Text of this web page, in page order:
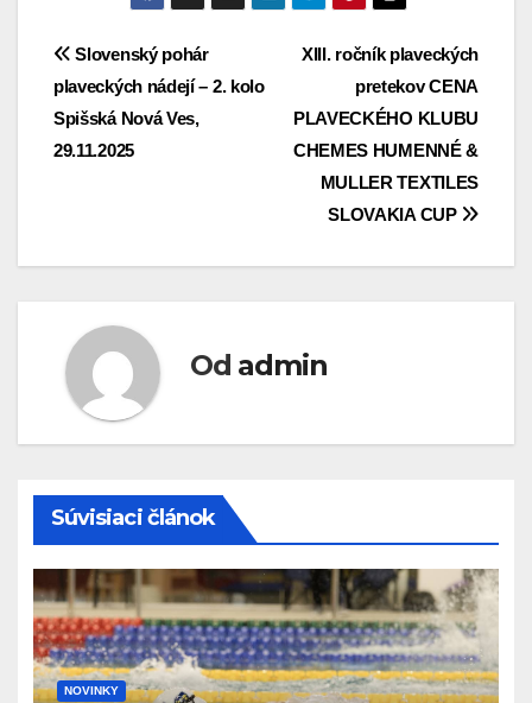
Navigácia
v
článku
XIII. ročník plaveckých
pretekov CENA
PLAVECKÉHO KLUBU
CHEMES HUMENNÉ &
MULLER TEXTILES
SLOVAKIA CUP
Slovenský pohár
plaveckých nádejí – 2. kolo
Spišská Nová Ves,
29.11.2025
Od admin
Súvisiaci článok
NOVINKY